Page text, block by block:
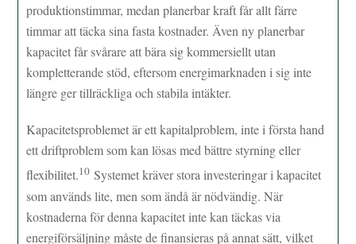
produktionstimmar, medan planerbar kraft får allt färre
timmar att täcka sina fasta kostnader. Även ny planerbar
kapacitet får svårare att bära sig kommersiellt utan
kompletterande stöd, eftersom energimarknaden i sig inte
längre ger tillräckliga och stabila intäkter.
Kapacitetsproblemet är ett kapitalproblem, inte i första hand
ett driftproblem som kan lösas med bättre styrning eller
flexibilitet.10 Systemet kräver stora investeringar i kapacitet
som används lite, men som ändå är nödvändig. När
kostnaderna för denna kapacitet inte kan täckas via
energiförsäljning måste de finansieras på annat sätt, vilket